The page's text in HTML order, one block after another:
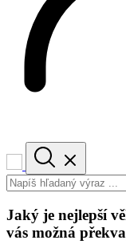
Jaký je nejlepší
vás možná